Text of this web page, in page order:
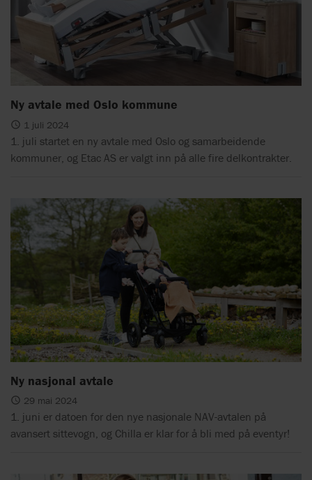
Ny avtale med Oslo kommune
1 juli 2024
1. juli startet en ny avtale med Oslo og samarbeidende
kommuner, og Etac AS er valgt inn på alle fire delkontrakter.
Ny nasjonal avtale
29 mai 2024
1. juni er datoen for den nye nasjonale NAV-avtalen på
avansert sittevogn, og Chilla er klar for å bli med på eventyr!